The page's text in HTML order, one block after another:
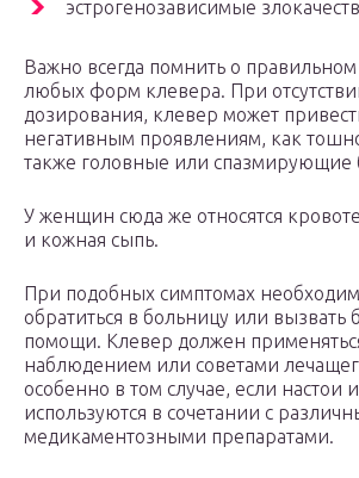
эстрогенозависимые
Важно всегда помнить о
любых форм клевера. При
дозирования, клевер может
негативным проявлениям, как
также головные или спазмирующие
У женщин сюда же относятся
и кожная сыпь.
При подобных симптомах
обратиться в больницу или вызвать
помощи. Клевер должен
наблюдением или советами
особенно в том случае, если настои
используются в сочетании с
медикаментозными препаратами.